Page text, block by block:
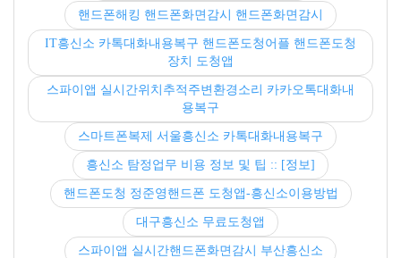
핸드폰해킹 핸드폰화면감시 핸드폰화면감시
IT흥신소 카톡대화내용복구 핸드폰도청어플 핸드폰도청
장치 도청앱
스파이앱 실시간위치추적주변환경소리 카카오톡대화내
용복구
스마트폰복제 서울흥신소 카톡대화내용복구
흥신소 탐정업무 비용 정보 및 팁 :: [정보]
핸드폰도청 정준영핸드폰 도청앱-흥신소이용방법
대구흥신소 무료도청앱
스파이앱 실시간핸드폰화면감시 부산흥신소